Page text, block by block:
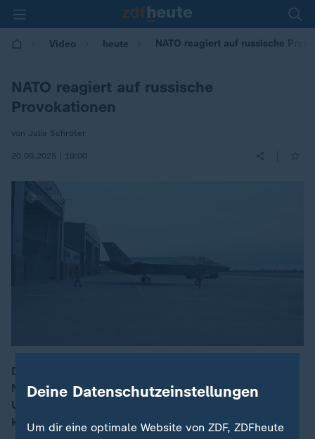
Video heute NATO reagiert auf russische
NATO reagiert auf russische
Provokationen
von Julia Schröter
20.09.2025 | 19:00
00:15
Die Fälle mutmaßlicher Luftraumverletzungen über
NATO-Gebiet durch Russland häufen sich. Über den
Umgang damit will das Militärbündnis Anfang
kommender Woche beraten.
Deine Datenschutzeinstellungen
Um dir eine optimale Website von ZDF, ZDFheute